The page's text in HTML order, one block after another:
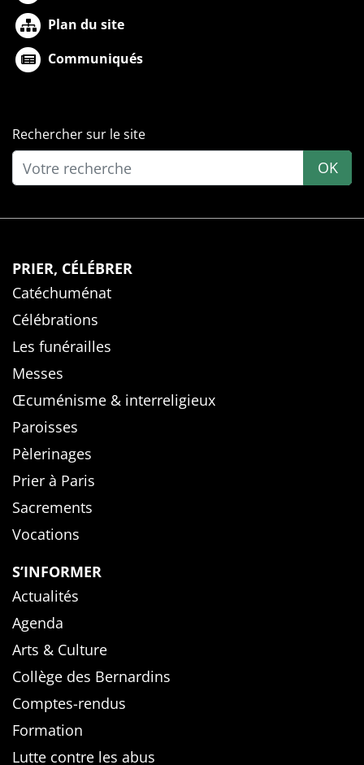
Plan du site
Communiqués
Rechercher sur le site
OK
PRIER, CÉLÉBRER
Catéchuménat
Célébrations
Les funérailles
Messes
Œcuménisme & interreligieux
Paroisses
Pèlerinages
Prier à Paris
Sacrements
Vocations
S’INFORMER
Actualités
Agenda
Arts & Culture
Collège des Bernardins
Comptes-rendus
Formation
Lutte contre les abus